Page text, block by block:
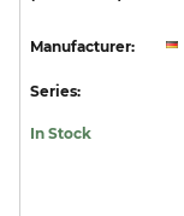
Manufacturer:
Series:
In Stock